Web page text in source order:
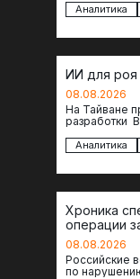
как
оказываются
Аналитика
ИИ для роя
08.08.2026
На Тайване
разработки
Аналитика
Хроника
операции
08.08.2026
Российские
по